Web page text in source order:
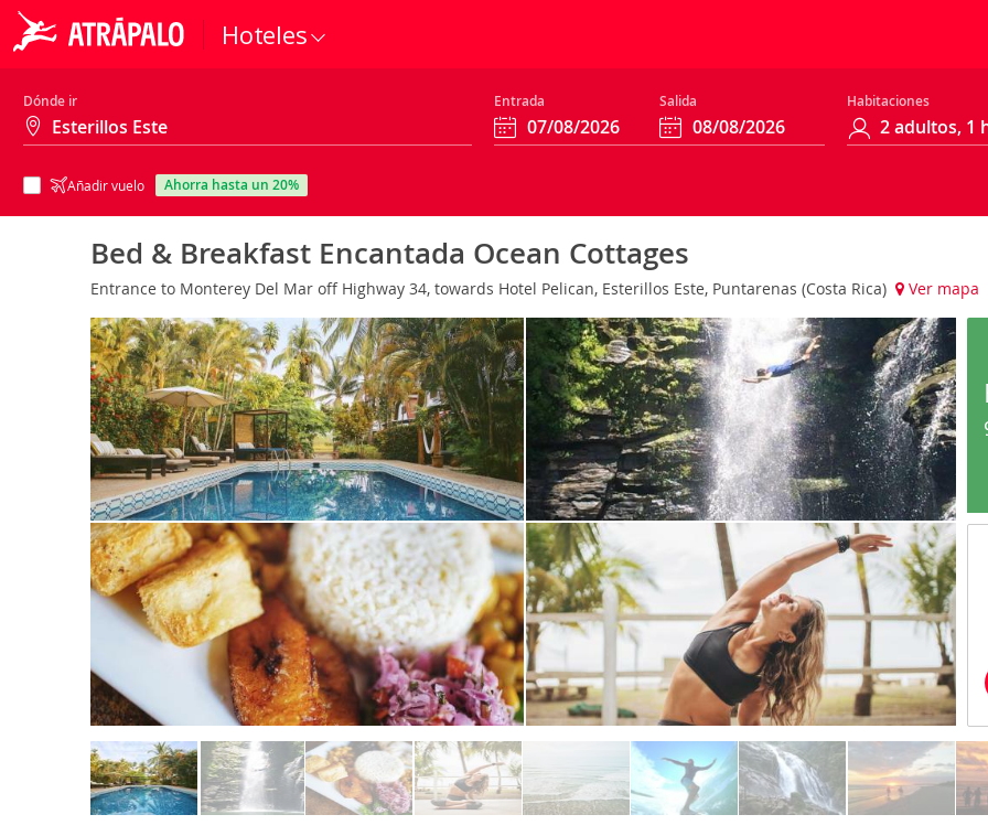
Hoteles
Dónde ir Entrada Salida Habitaciones
Añadir vuelo ahorra hasta un 20%
Bed & Breakfast Encantada Ocean Cottages
Entrance to Monterey Del Mar off Highway 34, towards Hotel Pelican, Esterillos Este, Puntarenas (Costa Rica) Ver mapa